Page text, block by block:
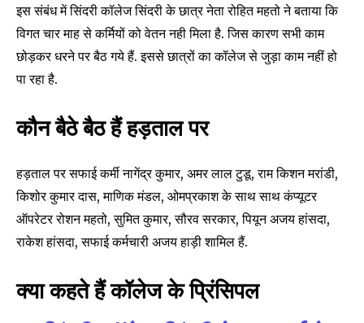
Join our community of
conversation.
To subscribe, simply enter your email address on our website
or click the subscribe button below. Don't worry, we respect
your privacy and won't spam your inbox. Your information is
इस संबंध में सिंदरी कॉलेज सिंदरी के छात्र नेता रोहित महतो ने बताया कि
विगत चार माह से कर्मियों को वेतन नही मिला है. जिस कारण सभी काम
छोड़कर धरने पर बैठ गये हैं. इससे छात्रों का कॉलेज से जुड़ा काम नहीं हो
पा रहा है.
कौन बैठे बैठ हैं हड़ताल पर
हड़ताल पर सफाई कर्मी नागेंद्र कुमार, अमर लाल टुडू, राम किशन मरांडी,
किशोर कुमार दास, माणिक मंडल, ओमप्रकाश के साथ साथ कंप्यूटर
ऑपरेटर रोशन महतो, सुमित कुमार, सौरव सरकार, पियून अजय हांसदा,
राकेश हांसदा, सफाई कर्मचारी अजय हाड़ी शामिल हैं.
क्या कहते हैं कॉलेज के प्रिंसिपल